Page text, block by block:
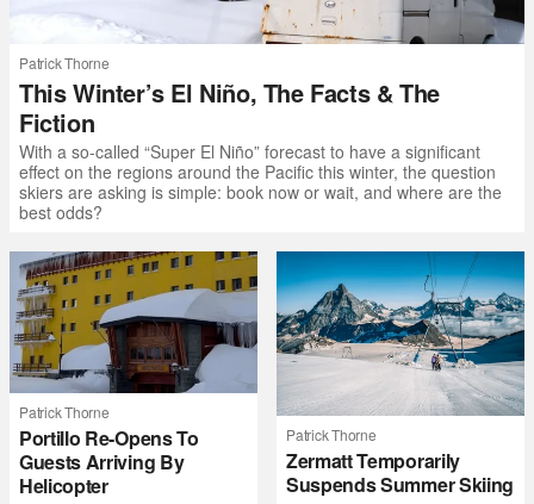
Patrick Thorne
This Winter’s El Niño, The Facts & The
Fiction
With a so-called “Super El Niño” forecast to have a significant
effect on the regions around the Pacific this winter, the question
skiers are asking is simple: book now or wait, and where are the
best odds?
Patrick Thorne
Portillo Re-Opens To
Guests Arriving By
Helicopter
Patrick Thorne
Zermatt Temporarily
Suspends Summer Skiing